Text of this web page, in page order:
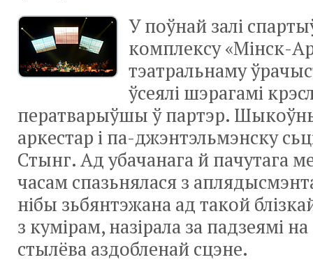
У поўнай залі
комплексу «Мінск-
тэатральнаму
ўсеялі шэрагамі
ператварыўшы ў партэр.
аркестар і па-джэнтэльмэнску
Стынг. Ад убачанага й пачутага
часам спазьнялася з
нібы зьбянтэжана ад такой
з кумірам, назірала за падзеямі
стылёва аздобленай сцэне.